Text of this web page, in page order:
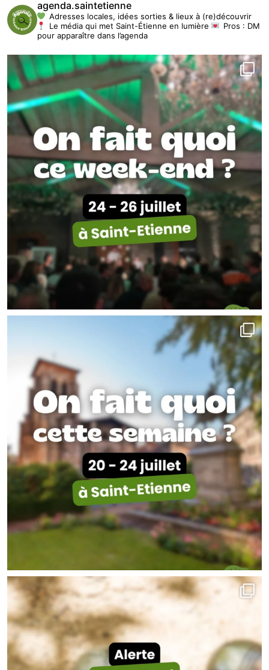
agenda.saintetienne
Adresses locales, idées sorties & lieux à (re)découvrir
Le média qui met Saint-Étienne en lumière
Pros : DM
pour apparaître dans l’agenda